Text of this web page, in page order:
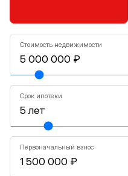
Стоимость недвижимости
Срок ипотеки
Первоначальный взнос